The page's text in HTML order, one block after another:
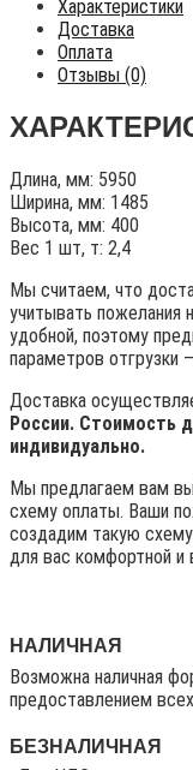
Характеристики
Доставка
Оплата
Отзывы (0)
Длина, мм: 5950
Ширина, мм: 1485
Высота, мм: 400
Вес 1 шт, т: 2,4
Мы считаем, что
учитывать пожелания
удобной, поэтому
параметров отгрузки
Доставка
России. Стоимость
индивидуально.
Мы предлагаем вам
схему оплаты. Ваши
создадим такую
для вас комфортной и
НАЛИЧНАЯ
Возможна наличная
предоставлением
БЕЗНАЛИЧНАЯ